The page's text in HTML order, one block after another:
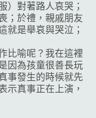
）對著路人哀哭；
；於禮，親戚朋友
就是舉哀與哭泣；
比喻呢？我在這裡
因為孩童很善長玩
事發生的時候就先
示真事正在上演，